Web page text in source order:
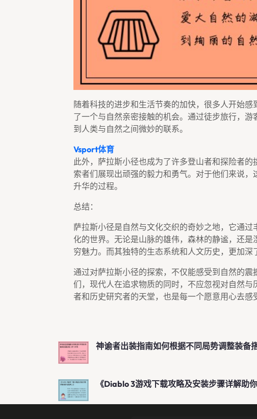
随着科技的进步和生活节奏的加快，很多人开始
了一个与自然亲密接触的机会。通过徒步旅行，
到人类与自然之间微妙的联系。
Vsport体育
此外，萨拉斯小径也成为了许多登山者和探险者
索者们展现出顽强的毅力和勇气。对于他们来说
升华的过程。
总结：
萨拉斯小径是自然与文化交织的奇妙之地，它通
化的世界。无论是山脉的雄伟，森林的静谧，还
穷魅力。而其独特的生态系统和人文历史，更加深
通过对萨拉斯小径的探索，不仅能感受到自然的
们，现代人在追求物质的同时，不应忽视对自然
者和历史研究者的天堂，也是每一个愿意用心去感
神谕者出装指南如何根据不同局势调整装备
《Diablo 3游戏下载攻略及安装步骤详解助